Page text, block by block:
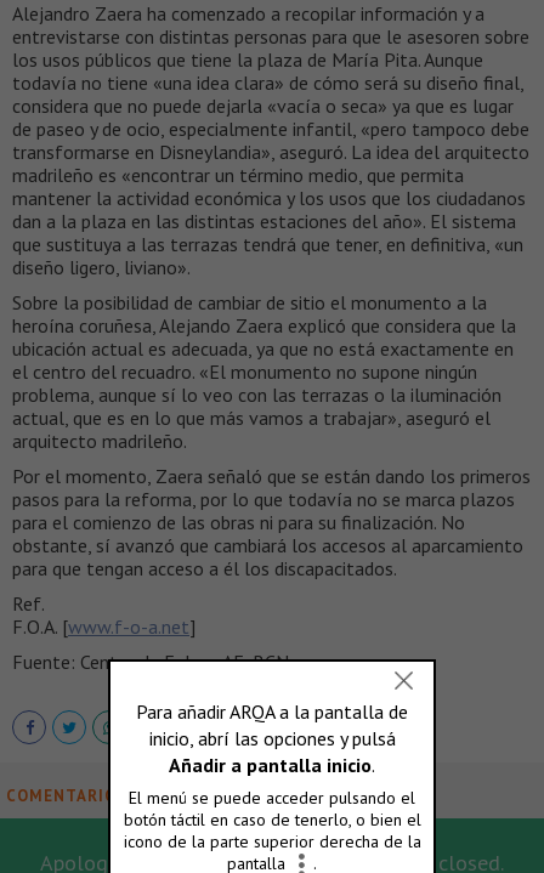
Alejandro Zaera ha comenzado a recopilar información y a
entrevistarse con distintas personas para que le asesoren sobre
los usos públicos que tiene la plaza de María Pita. Aunque
todavía no tiene «una idea clara» de cómo será su diseño final,
considera que no puede dejarla «vacía o seca» ya que es lugar
de paseo y de ocio, especialmente infantil, «pero tampoco debe
transformarse en Disneylandia», aseguró. La idea del arquitecto
madrileño es «encontrar un término medio, que permita
mantener la actividad económica y los usos que los ciudadanos
dan a la plaza en las distintas estaciones del año». El sistema
que sustituya a las terrazas tendrá que tener, en definitiva, «un
diseño ligero, liviano».
Sobre la posibilidad de cambiar de sitio el monumento a la
heroína coruñesa, Alejando Zaera explicó que considera que la
ubicación actual es adecuada, ya que no está exactamente en
el centro del recuadro. «El monumento no supone ningún
problema, aunque sí lo veo con las terrazas o la iluminación
actual, que es en lo que más vamos a trabajar», aseguró el
arquitecto madrileño.
Por el momento, Zaera señaló que se están dando los primeros
pasos para la reforma, por lo que todavía no se marca plazos
para el comienzo de las obras ni para su finalización. No
obstante, sí avanzó que cambiará los accesos al aparcamiento
para que tengan acceso a él los discapacitados.
Ref.
F.O.A. [www.f-o-a.net]
Fuente: Centro de Enlace AE, BCN
COMENTARIOS
Apologies, for this post the comments are closed.